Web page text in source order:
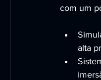
com um
alta